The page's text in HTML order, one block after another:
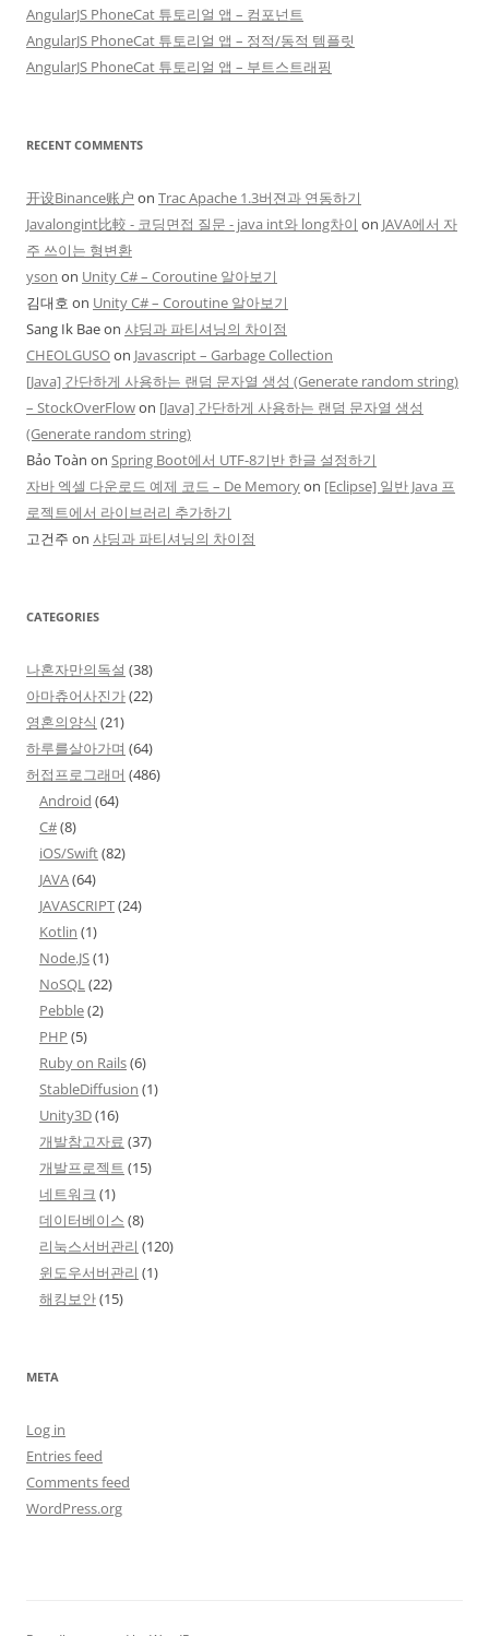
AngularJS PhoneCat 튜토리얼 앱 – 컴포넌트
AngularJS PhoneCat 튜토리얼 앱 – 정적/동적 템플릿
AngularJS PhoneCat 튜토리얼 앱 – 부트스트래핑
RECENT COMMENTS
开设Binance账户 on Trac Apache 1.3버젼과 연동하기
Javalongint比較 - 코딩면접 질문 - java int와 long차이 on JAVA에서 자
주 쓰이는 형변환
yson on Unity C# – Coroutine 알아보기
김대호 on Unity C# – Coroutine 알아보기
Sang Ik Baeon 샤딩과 파티셔닝의 차이점
CHEOLGUSOon Javascript – Garbage Collection
[Java] 간단하게 사용하는 랜덤 문자열 생성 (Generate random string)
– StockOverFlowon [Java] 간단하게 사용하는 랜덤 문자열 생성
(Generate random string)
Bảo Toàn on Spring Boot에서 UTF-8기반 한글 설정하기
자바 엑셀 다운로드 예제 코드 – De Memoryon [Eclipse] 일반 Java 프
로젝트에서 라이브러리 추가하기
고건주 on 샤딩과 파티셔닝의 차이점
CATEGORIES
나혼자만의독설 (38)
아마츄어사진가(22)
영혼의양식 (21)
하루를살아가며 (64)
허접프로그래머 (486)
Android (64)
C#(8)
iOS/Swift(82)
JAVA(64)
JAVASCRIPT(24)
Kotlin (1)
Node.JS(1)
NoSQL(22)
Pebble(2)
PHP (5)
Ruby on Rails(6)
StableDiffusion (1)
Unity3D(16)
개발참고자료 (37)
개발프로젝트 (15)
네트워크 (1)
데이터베이스 (8)
리눅스서버관리 (120)
윈도우서버관리 (1)
해킹보안(15)
META
Log in
Entries feed
Comments feed
WordPress.org